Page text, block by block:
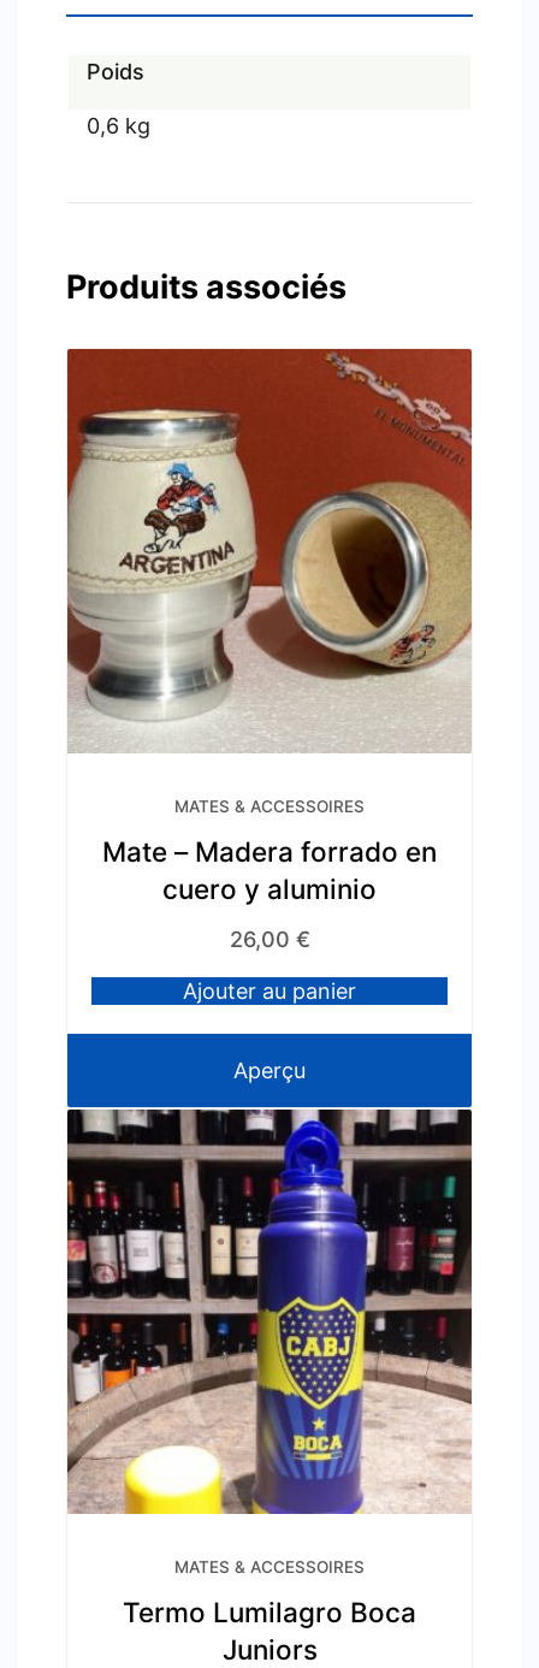
Poids
0,6 kg
Produits associés
MATES & ACCESSOIRES
Mate – Madera forrado en
cuero y aluminio
26,00 €
Ajouter au panier
Aperçu
MATES & ACCESSOIRES
Termo Lumilagro Boca
Juniors